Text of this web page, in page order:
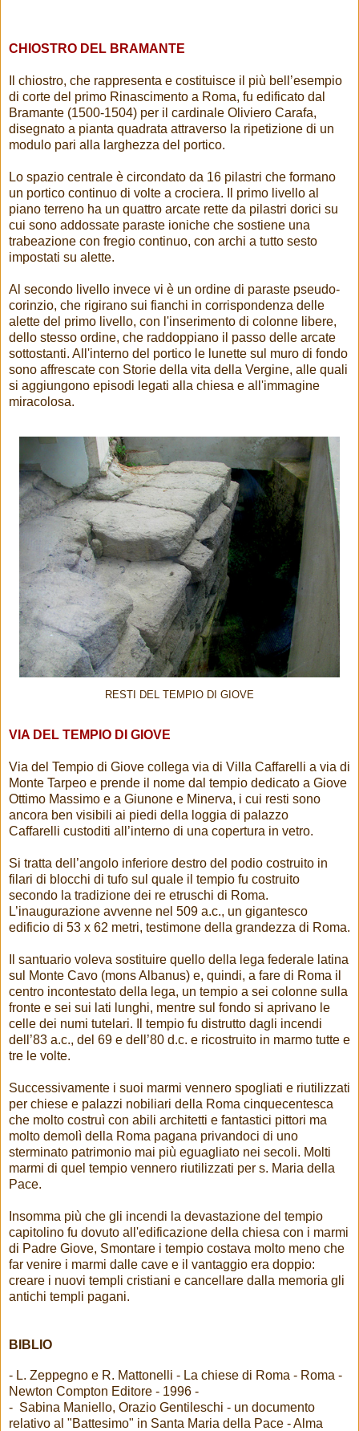
CHIOSTRO DEL BRAMANTE
Il chiostro, che rappresenta e costituisce il più bell’esempio
di corte del primo Rinascimento a Roma, fu edificato dal
Bramante (1500-1504) per il cardinale Oliviero Carafa,
disegnato a pianta quadrata attraverso la ripetizione di un
modulo pari alla larghezza del portico.
Lo spazio centrale è circondato da 16 pilastri che formano
un portico continuo di volte a crociera. Il primo livello al
piano terreno ha un quattro arcate rette da pilastri dorici su
cui sono addossate paraste ioniche che sostiene una
trabeazione con fregio continuo, con archi a tutto sesto
impostati su alette.
Al secondo livello invece vi è un ordine di paraste pseudo-
corinzio, che rigirano sui fianchi in corrispondenza delle
alette del primo livello, con l'inserimento di colonne libere,
dello stesso ordine, che raddoppiano il passo delle arcate
sottostanti. All'interno del portico le lunette sul muro di fondo
sono affrescate con Storie della vita della Vergine, alle quali
si aggiungono episodi legati alla chiesa e all'immagine
miracolosa.
RESTI DEL TEMPIO DI GIOVE
VIA DEL TEMPIO DI GIOVE
Via del Tempio di Giove collega via di Villa Caffarelli a via di
Monte Tarpeo e prende il nome dal tempio dedicato a Giove
Ottimo Massimo e a Giunone e Minerva, i cui resti sono
ancora ben visibili ai piedi della loggia di palazzo
Caffarelli custoditi all’interno di una copertura in vetro.
Si tratta dell’angolo inferiore destro del podio costruito in
filari di blocchi di tufo sul quale il tempio fu costruito
secondo la tradizione dei re etruschi di Roma.
L’inaugurazione avvenne nel 509 a.c., un gigantesco
edificio di 53 x 62 metri, testimone della grandezza di Roma.
Il santuario voleva sostituire quello della lega federale latina
sul Monte Cavo (mons Albanus) e, quindi, a fare di Roma il
centro incontestato della lega, un tempio a sei colonne sulla
fronte e sei sui lati lunghi, mentre sul fondo si aprivano le
celle dei numi tutelari. Il tempio fu distrutto dagli incendi
dell’83 a.c., del 69 e dell’80 d.c. e ricostruito in marmo tutte e
tre le volte.
Successivamente i suoi marmi vennero spogliati e riutilizzati
per chiese e palazzi nobiliari della Roma cinquecentesca
che molto costruì con abili architetti e fantastici pittori ma
molto demolì della Roma pagana privandoci di uno
sterminato patrimonio mai più eguagliato nei secoli. Molti
marmi di quel tempio vennero riutilizzati per s. Maria della
Pace.
Insomma più che gli incendi la devastazione del tempio
capitolino fu dovuto all'edificazione della chiesa con i marmi
di Padre Giove, Smontare i tempio costava molto meno che
far venire i marmi dalle cave e il vantaggio era doppio:
creare i nuovi templi cristiani e cancellare dalla memoria gli
antichi templi pagani.
BIBLIO
- L. Zeppegno e R. Mattonelli - La chiese di Roma - Roma -
Newton Compton Editore - 1996 -
- Sabina Maniello, Orazio Gentileschi - un documento
relativo al "Battesimo" in Santa Maria della Pace - Alma